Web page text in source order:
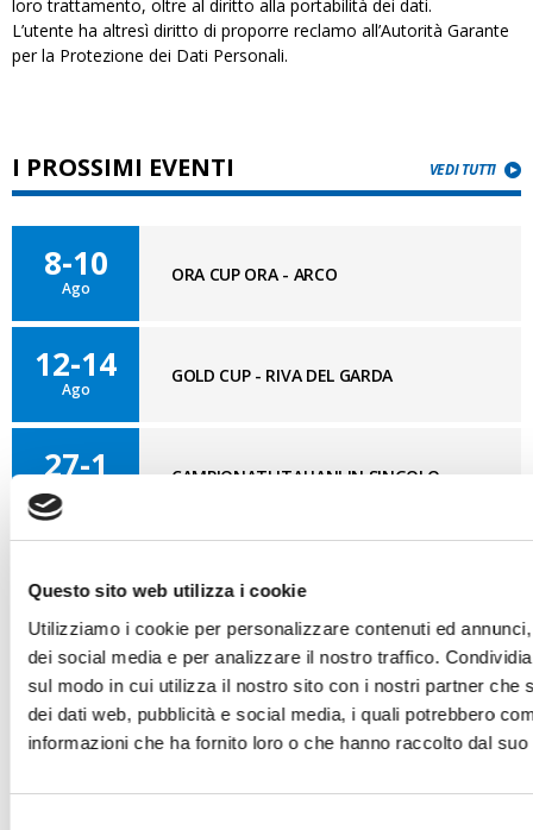
Questo sito web utilizza i cookie
Utilizziamo i cookie per personalizzare contenuti ed
dei social media e per analizzare il nostro traffico.
sul modo in cui utilizza il nostro sito con i nostri partner che
dei dati web, pubblicità e social media, i quali potrebbero
informazioni che ha fornito loro o che hanno raccolto dal
loro trattamento, oltre al diritto alla portabilità dei dati.
L’utente ha altresì diritto di proporre reclamo all’Autorità Garante
per la Protezione dei Dati Personali.
I PROSSIMI EVENTI VEDI TUTTI
8-10
Ago
ORA CUP ORA - ARCO
12-14
Ago
GOLD CUP - RIVA DEL GARDA
27-1
CAMPIONATI ITALIANI IN SINGOLO -
BLOG OPTI GAN VAI AL BLOG
03/08/2026
Nuovo GAN
Gdynia Final Day